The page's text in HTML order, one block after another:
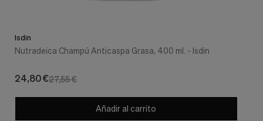
Isdin
Nutradeica Champú Anticaspa Grasa, 400 ml. - Isdin
27,55 €
24,80 €
Añadir al carrito